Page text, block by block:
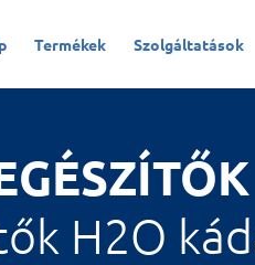
Termékek Szolgáltatások
H2O